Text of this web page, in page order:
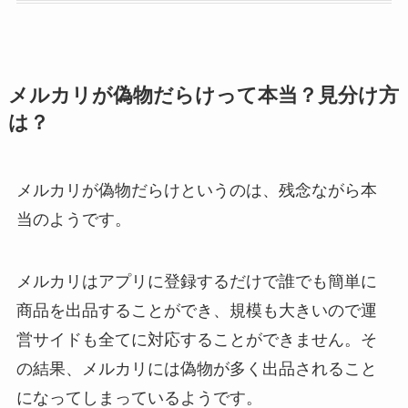
メルカリが偽物だらけって本当？見分け方
は？
メルカリが偽物だらけというのは、残念ながら本
当のようです。
メルカリはアプリに登録するだけで誰でも簡単に
商品を出品することができ、規模も大きいので運
営サイドも全てに対応することができません。そ
の結果、メルカリには偽物が多く出品されること
になってしまっているようです。